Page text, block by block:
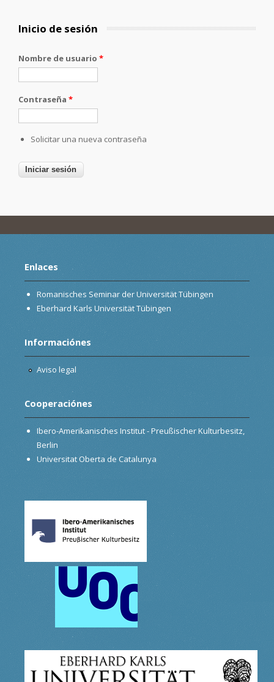
Inicio de sesión
Nombre de usuario *
Contraseña *
Solicitar una nueva contraseña
Enlaces
Romanisches Seminar der Universität Tübingen
Eberhard Karls Universität Tübingen
Informaciónes
Aviso legal
Cooperaciónes
Ibero-Amerikanisches Institut - Preußischer Kulturbesitz,
Berlin
Universitat Oberta de Catalunya